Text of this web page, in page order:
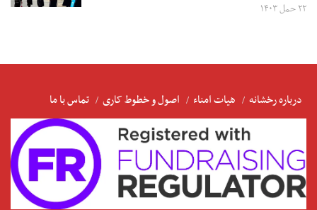
۲۲ حمل ۱۴۰۳
درباره رخشانه هیات امناء اصول و خطوط کاری تماس با ما